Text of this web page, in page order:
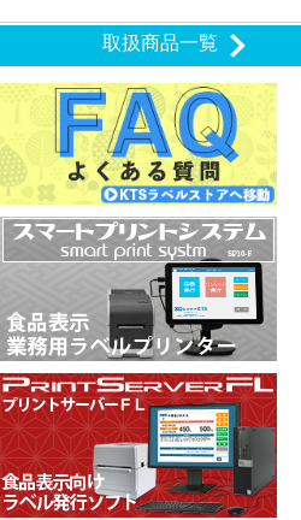
取扱商品一覧